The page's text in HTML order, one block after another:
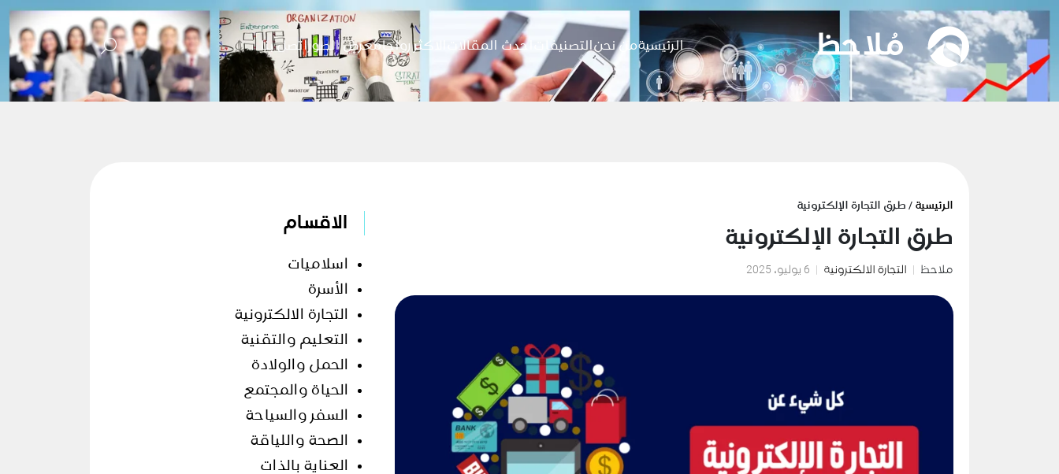
الرئيسيةمن نحنالتصنيفات احدث المقالات الاكثر رواجامعرض الصوراتصل بنا
الرئيسية / طرق التجارة الإلكترونية
طرق التجارة الإلكترونية
ملاحظ التجارة الالكترونية 6 يوليو، 2025
الاقسام
اسلاميات
الأسرة
التجارة الالكترونية
التعليم والتقنية
الحمل والولادة
الحياة والمجتمع
السفر والسياحة
الصحة واللياقة
العناية بالذات